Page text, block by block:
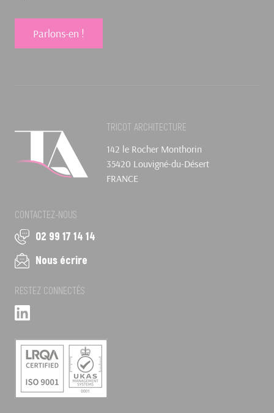
Parlons-en !
TRICOT ARCHITECTURE
142 le Rocher Monthorin
35420 Louvigné-du-Désert
FRANCE
CONTACTEZ-NOUS
02 99 17 14 14
Nous écrire
RESTEZ CONNECTÉS